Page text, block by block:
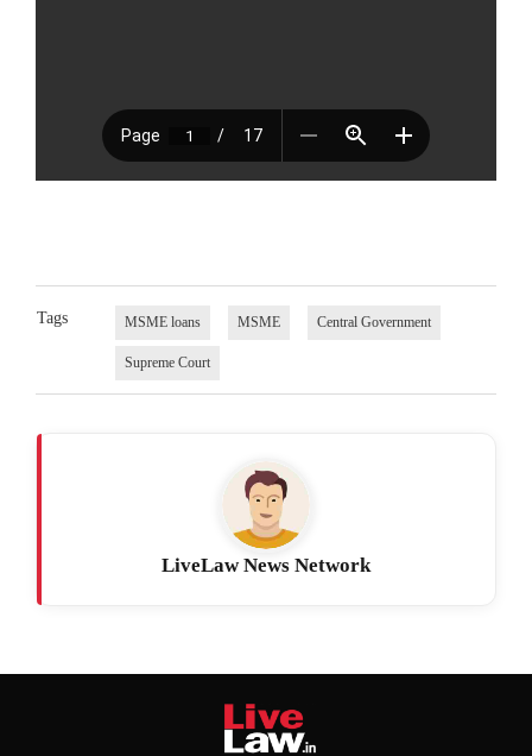
Tags MSME loans MSME Central Government
Supreme Court
LiveLaw News Network